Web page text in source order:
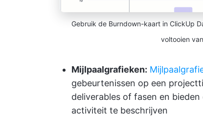
Gebruik de Burndown-kaart in ClickUp
voltooien
Mijlpaalgrafieken:
gebeurtenissen op een
deliverables of fasen en
activiteit te beschrijven